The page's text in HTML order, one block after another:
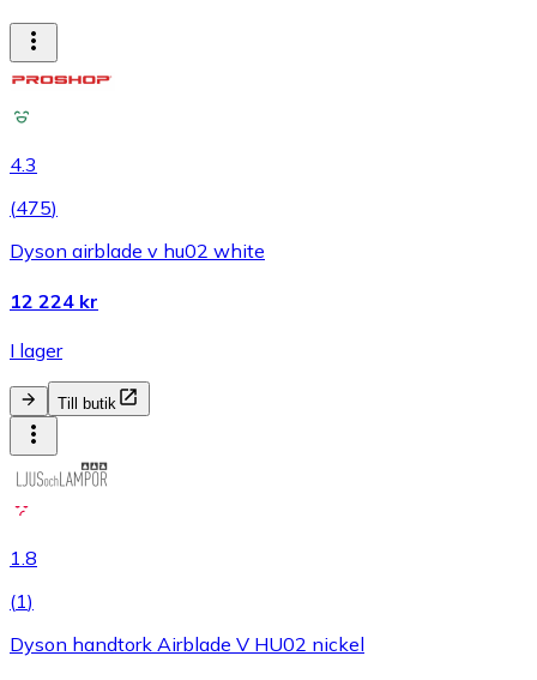
4.3
(475)
Dyson airblade v hu02 white
12 224 kr
I lager
Till butik
1.8
(1)
Dyson handtork Airblade V HU02 nickel